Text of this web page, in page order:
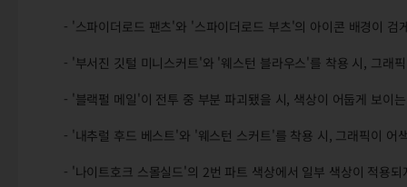
- '스파이더로드 팬츠'와 '스파이더로드 부츠'의 아이콘 배경이 검
- '부서진 깃털 미니스커트'와 '웨스턴 블라우스'를 착용 시, 그래
- '블랙펄 메일'이 전투 중 부분 파괴됐을 시, 색상이 어둡게 보이
- '내추럴 후드 베스트'와 '웨스턴 스커트'를 착용 시, 그래픽이 어
- '나이트호크 스몰실드'의 2번 파트 색상에서 일부 색상이 적용